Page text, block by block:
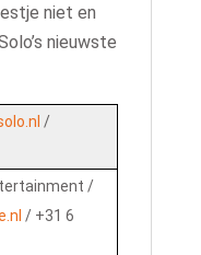
niet en
nieuwste
/
/
/ +31 6